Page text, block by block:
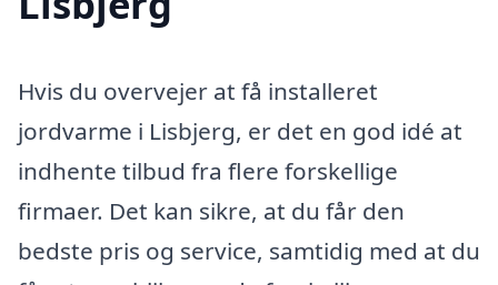
Hvis du overvejer at få installeret
jordvarme i Lisbjerg, er det en god idé at
indhente tilbud fra flere forskellige
firmaer. Det kan sikre, at du får den
bedste pris og service, samtidig med at du